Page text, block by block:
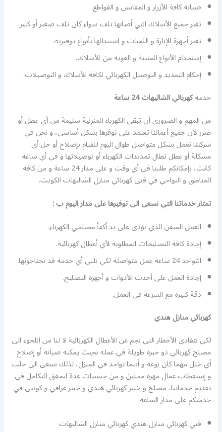
صيانة كافة الأزرار و المقابس و القواطع.
تغير جميع الأسلاك التي أصابها تلف سواء كان تلف صغير أو كبير.
تغير أجهزة الإنارة و اللمبات و استبدالها بأنواع توفيرية.
إستخدام الأنواع المتينة و القوية من الأسلاك.
إحكام التمديد و التوصيل الكهربائي لكافة الأسلاك و التوصيلات.
خدمةكهربائي الشاليهات 24 ساعة
من المهم و الضروري أن تبقى الكهرباء المنزلية سليمة من أي عطل أو
ضرر لأن جميع أعمالنا تعتمد على توفرها بشكل أساسي، و نحن في
شركتنا نعمل بشكل متواصل طوال اليوم للقيام بإصلاح أو حل أي
مشكلة أو عطل تطال تمديدات الكهرباء أو توصيلاتها و في أي ساعة
كانت، بإمكانكم طلبنا في أي وقت و على مدار 24 ساعة و من كافة
المناطق و النواحي في فنى كهربائي منازل الشاليهات الكويت.
تمتاز خدماتنا التي نسعى الى توفيرها على مدار اليوم ب :
العمل المتقن الذي يؤدى على يد أكفأ مصلحي الكهرباء.
إجادة كافة التصليحات المطلوبة لأي أعطال كهربائية.
التواجد 24 ساعة عمل متواصلة لكي نلبي أي خدمة قد تحتاجونها.
إجادة العمل على أحدث الأدوات و أجهزة التصليح.
دقة كبيرة مع السرعة في العمل.
كهربائي منازل هندي
لكي نتفادى الأخطار التي نجم عن الأعطال الكهربائية لا لنا من اللجوء الى
مصلح كهربائي ذو خبرة طويلة في عمله بحيث يمكنه صيانة أو إصلاح
أي خلل مهما كان نوعه و أينما تواجد في المنزل، لذلك نسعى الى جلب
و إستقطاب عمال مهرة محلين و من جنسيات عدة لنحقق التكامل في
تقديم خدماتنا، مصلح و خبير كهربائي هندي و خبير عراقي و كويتي في
خدمتكم على مدار الساعة.
فني كهربائي منازل هندي كهربائي منازل الشاليهات